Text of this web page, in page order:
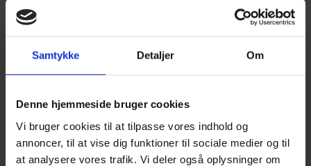
Samtykke Detaljer Om
Denne hjemmeside bruger cookies
Vi bruger cookies til at tilpasse vores indhold og
annoncer, til at vise dig funktioner til sociale medier og til
at analysere vores trafik. Vi deler også oplysninger om